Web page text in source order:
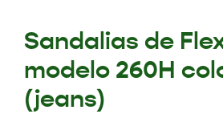
Sandalias de
modelo 260H
(jeans)